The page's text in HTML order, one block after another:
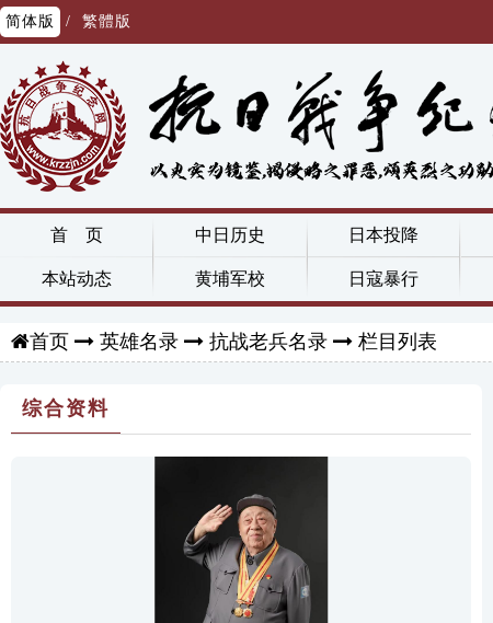
简体版 / 繁體版
首 页 中日历史 日本投降
本站动态 黄埔军校 日寇暴行
首页 英雄名录 抗战老兵名录 栏目列表
综合资料